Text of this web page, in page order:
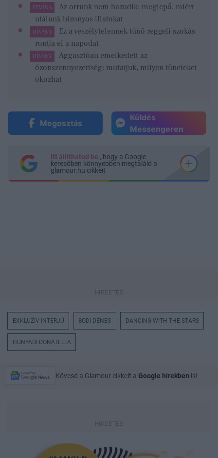
FEMINA
Az orrunk nem hazudik: meglepő, miért
utálunk bizonyos illatokat
DÍVÁNY
Ez a veszélytelennek tűnő reggeli szokás
rontja el a napodat
DÍVÁNY
Aggasztóan emelkedett az
ózonszennyezettség: mutatjuk, milyen tüneteket
okozhat
Megosztás
Küldés
Messengeren
Itt állíthatod be , hogy a Google
keresőben könnyebben megtaláld a
glamour.hu cikkeit
EXKLUZÍV INTERJÚ BODI DÉNES DANCING WITH THE STARS
HUNYADI DONATELLA
Kövesd a Glamour cikkeit a Google hírekben is!